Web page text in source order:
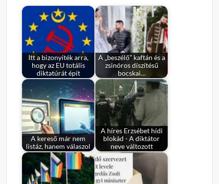
Itt a bizonyíték arra,
hogy az EU totális
diktatúrát épít
A „beszélő” kaftán és a
zsinóros díszítésű
bocskai…
A kereső már nem
listáz, hanem válaszol
A híres Erzsébet hídi
blokád - A diktátor
neve változott